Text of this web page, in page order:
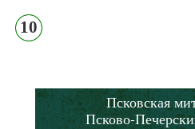
10
Псковская
Псково-